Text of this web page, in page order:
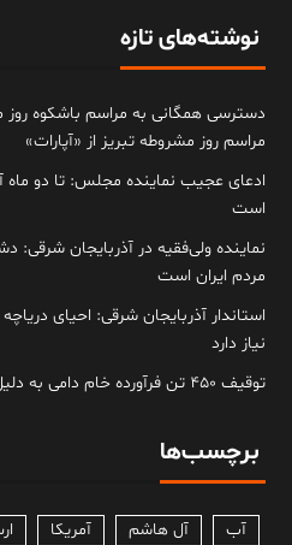
نوشته‌های تازه
دسترسی همگانی به مراسم باشکوه روز
مراسم روز مشروطه تبریز از «آپارات»
ادعای عجیب نماینده مجلس: تا دو ماه
است
نماینده ولی‌فقیه در آذربایجان شرقی:
مردم ایران است
استاندار آذربایجان شرقی: احیای
نیاز دارد
توقیف ۴۵۰ تن فرآورده خام دامی به دلیل رعایت نکردن ضوابط بهداشتی
برچسب‌ها
آب آل هاشم آمریکا